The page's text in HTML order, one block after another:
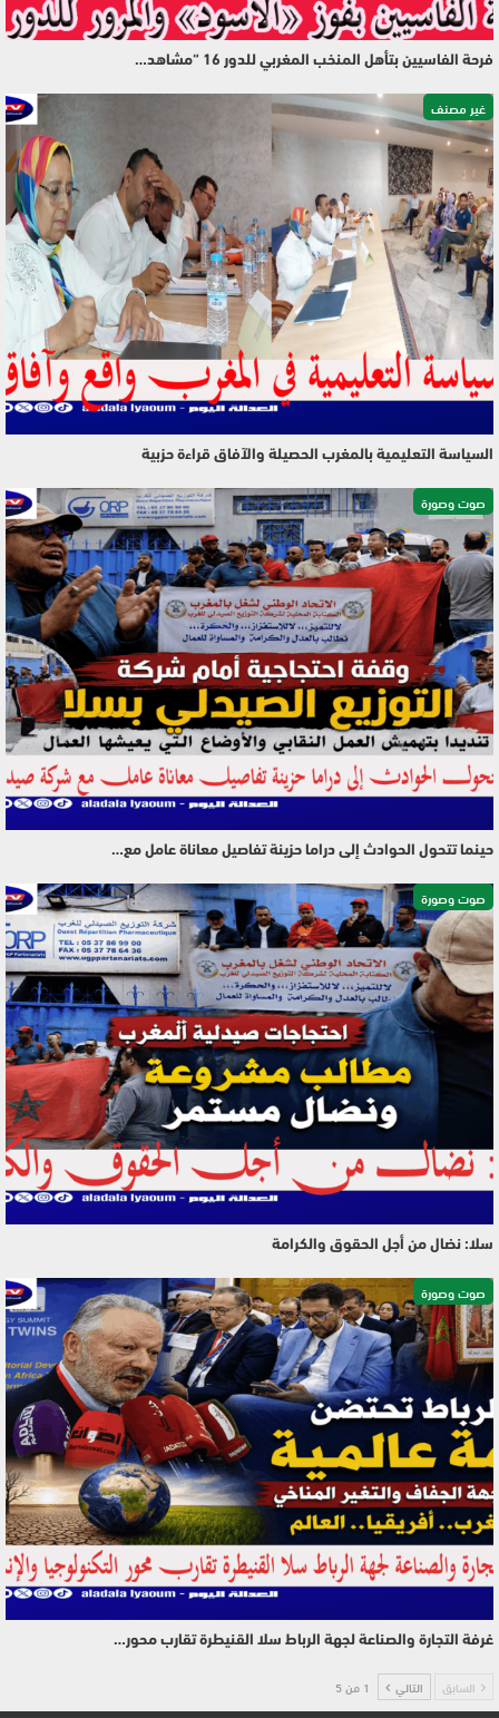
فرحة الفاسيين بتأهل المنخب المغربي للدور 16 “مشاهد…
غير مصنف
السياسة التعليمية بالمغرب الحصيلة والآفاق قراءة حزبية
صوت وصورة
حينما تتحول الحوادث إلى دراما حزينة تفاصيل معاناة عامل مع…
صوت وصورة
سلا: نضال من أجل الحقوق والكرامة
صوت وصورة
غرفة التجارة والصناعة لجهة الرباط سلا القنيطرة تقارب محور…
السابق التالي 1 من 5